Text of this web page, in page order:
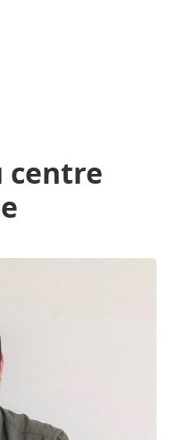
centre